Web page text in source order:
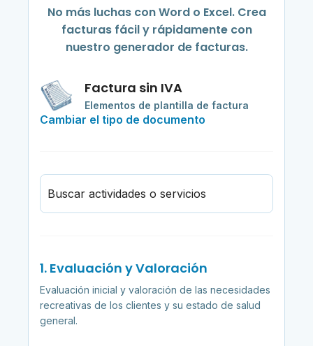
No más luchas con Word o Excel. Crea
facturas fácil y rápidamente con
nuestro generador de facturas.
Factura sin IVA
Elementos de plantilla de factura
Cambiar el tipo de documento
Buscar actividades o servicios
1. Evaluación y Valoración
Evaluación inicial y valoración de las necesidades
recreativas de los clientes y su estado de salud
general.